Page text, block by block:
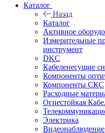
Каталог
Назад
Каталог
Активное
Измерительные
инструмент
DKC
Кабеленесущие
Компоненты
Компоненты СКС
Расходные
Огнестойкая
Электрика
Видеонаблюдение